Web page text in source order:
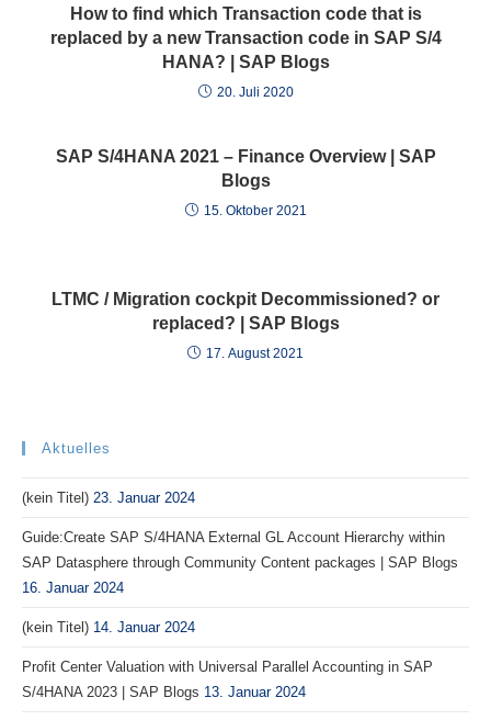
How to find which Transaction code that is
replaced by a new Transaction code in SAP S/4
HANA? | SAP Blogs
20. Juli 2020
SAP S/4HANA 2021 – Finance Overview | SAP
Blogs
15. Oktober 2021
LTMC / Migration cockpit Decommissioned? or
replaced? | SAP Blogs
17. August 2021
Aktuelles
(kein Titel) 23. Januar 2024
Guide:Create SAP S/4HANA External GL Account Hierarchy within
SAP Datasphere through Community Content packages | SAP Blogs
16. Januar 2024
(kein Titel) 14. Januar 2024
Profit Center Valuation with Universal Parallel Accounting in SAP
S/4HANA 2023 | SAP Blogs 13. Januar 2024